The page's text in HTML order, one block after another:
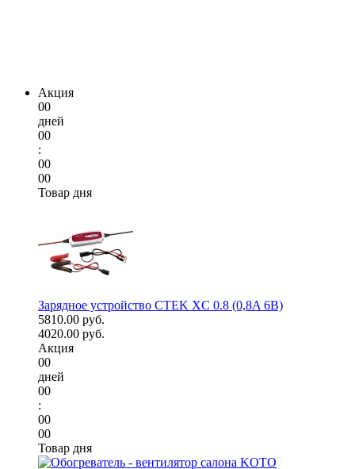
Акция
00
дней
00
:
00
00
Товар дня
Зарядное устройство CTEK XC 0.8 (0,8A 6В)
5810.00 руб.
4020.00 руб.
Акция
00
дней
00
:
00
00
Товар дня